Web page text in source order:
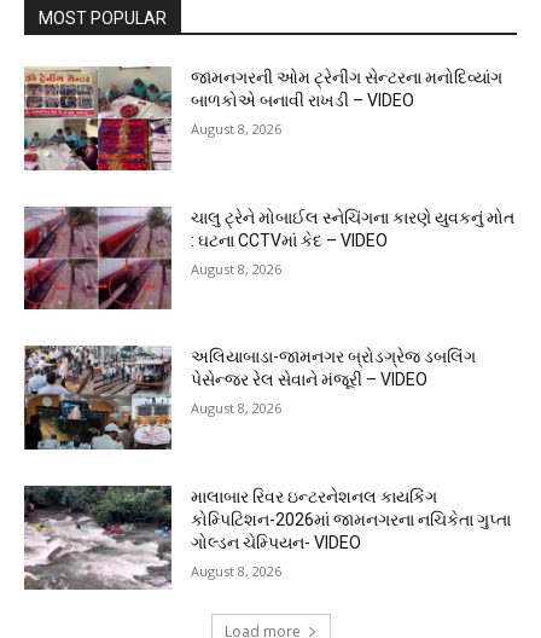
MOST POPULAR
જામનગરની ઓમ ટ્રેનીંગ સેન્ટરના મનોદિવ્યાંગ
બાળકોએ બનાવી રાખડી – VIDEO
August 8, 2026
ચાલુ ટ્રેને મોબાઈલ સ્નેચિંગના કારણે યુવકનું મોત
: ઘટના CCTVમાં કેદ – VIDEO
August 8, 2026
અલિયાબાડા-જામનગર બ્રોડગ્રેજ ડબલિંગ
પેસેન્જર રેલ સેવાને મંજૂરી – VIDEO
August 8, 2026
માલાબાર રિવર ઇન્ટરનેશનલ કાયકિંગ
કોમ્પિટિશન-2026માં જામનગરના નચિકેતા ગુપ્તા
ગોલ્ડન ચેમ્પિયન- VIDEO
August 8, 2026
Load more